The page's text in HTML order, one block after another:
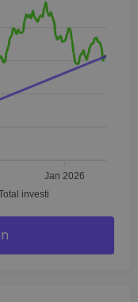
Jan 2026
investi